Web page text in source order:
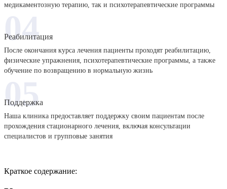
медикаментозную терапию, так и психотерапевтические программы
Реабилитация
После окончания курса лечения пациенты проходят реабилитацию,
физические упражнения, психотерапевтические программы, а также
обучение по возвращению в нормальную жизнь
04
Поддержка
Наша клиника предоставляет поддержку своим пациентам после
прохождения стационарного лечения, включая консультации
специалистов и групповые занятия
05
Краткое содержание: